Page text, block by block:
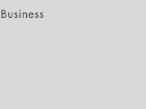
Business